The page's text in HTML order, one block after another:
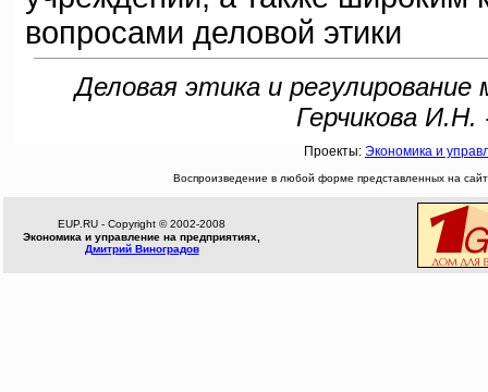
вопросами деловой этики
Деловая этика и регулирование
Герчикова
Проекты: Экономика и
Воспроизведение в любой форме представленных на
EUP.RU - Copyright © 2002-2008
Экономика и управление на предприятиях,
Дмитрий Виноградов